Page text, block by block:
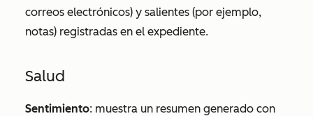
correos electrónicos) y salientes (por ejemplo,
notas) registradas en el expediente.
Salud
Sentimiento: muestra un resumen generado con